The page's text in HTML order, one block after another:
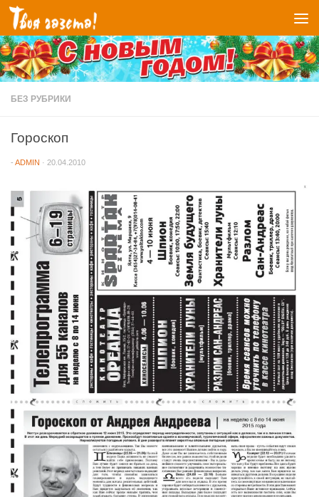
Перейти к содержимому
БЕЗ РУБРИКИ
Гороскоп
- ADMIN · 20.04.2010